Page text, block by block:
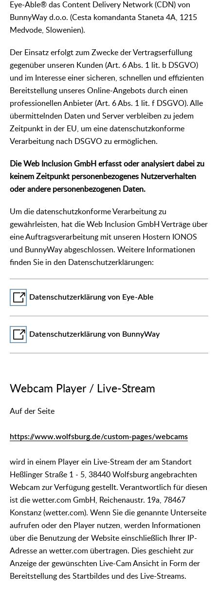
Eye-Able® das Content Delivery Network (CDN) von
BunnyWay d.o.o. (Cesta komandanta Staneta 4A, 1215
Medvode, Slowenien).
Der Einsatz erfolgt zum Zwecke der Vertragserfüllung
gegenüber unseren Kunden (Art. 6 Abs. 1 lit. b DSGVO)
und im Interesse einer sicheren, schnellen und effizienten
Bereitstellung unseres Online-Angebots durch einen
professionellen Anbieter (Art. 6 Abs. 1 lit. f DSGVO). Alle
übermittelnden Daten und Server verbleiben zu jedem
Zeitpunkt in der EU, um eine datenschutzkonforme
Verarbeitung nach DSGVO zu ermöglichen.
Die Web Inclusion GmbH erfasst oder analysiert dabei zu
keinem Zeitpunkt personenbezogenes Nutzerverhalten
oder andere personenbezogenen Daten.
Um die datenschutzkonforme Verarbeitung zu
gewährleisten, hat die Web Inclusion GmbH Verträge über
eine Auftragsverarbeitung mit unseren Hostern IONOS
und BunnyWay abgeschlossen. Weitere Informationen
finden Sie in den Datenschutzerklärungen:
Datenschutzerklärung von Eye-Able
Datenschutzerklärung von BunnyWay
Webcam Player / Live-Stream
Auf der Seite
https://www.wolfsburg.de/custom-pages/webcams
wird in einem Player ein Live-Stream der am Standort
Heßlinger Straße 1 - 5, 38440 Wolfsburg angebrachten
Webcam zur Verfügung gestellt. Verantwortlich für diesen
ist die wetter.com GmbH, Reichenaustr. 19a, 78467
Konstanz (wetter.com). Wenn Sie die genannte Unterseite
aufrufen oder den Player nutzen, werden Informationen
über die Benutzung der Website einschließlich Ihrer IP-
Adresse an wetter.com übertragen. Dies geschieht zur
Anzeige der gewünschten Live-Cam Ansicht in Form der
Bereitstellung des Startbildes und des Live-Streams.